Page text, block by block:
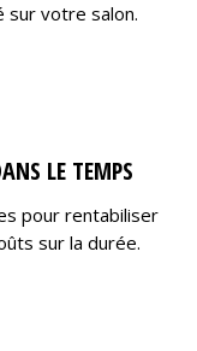
sur votre salon.
LE TEMPS
pour rentabiliser
sur la durée.